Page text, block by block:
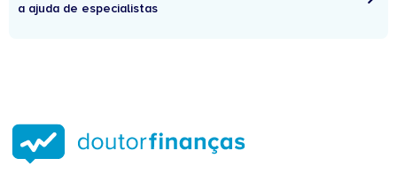
a ajuda de especialistas